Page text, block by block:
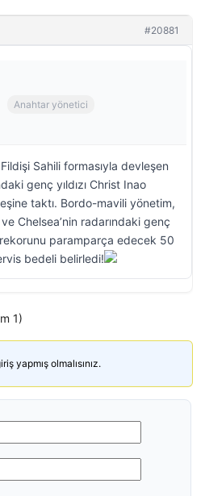
#20881
Anahtar yönetici
Sahili formasıyla devleşen
genç yıldızı Christ Inao
taktı. Bordo-mavili yönetim,
Chelsea’nin radarındaki genç
paramparça edecek 50
bedeli belirledi!
1)
yapmış olmalısınız.